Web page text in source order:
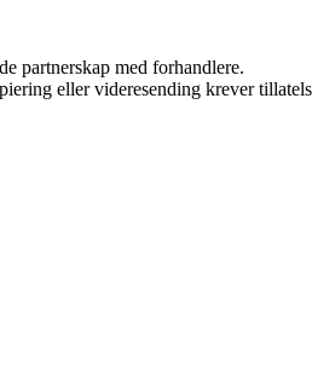
partnerskap med forhandlere.
eller videresending krever